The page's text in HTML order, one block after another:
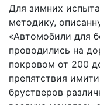
Для зимних
методику,
«Автомобили для
проводились на
покровом от 200
препятствия
брустверов